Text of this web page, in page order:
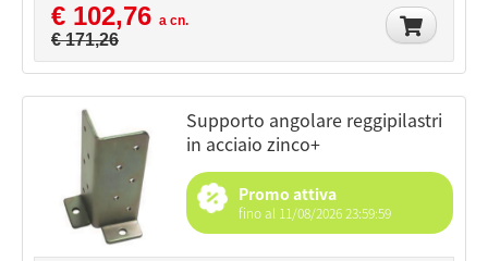
€ 102,76 a cn.
€ 171,26
supporto angolare reggipilastri
in acciaio zinco+
Promo attiva
fino al 11/08/2026 23:59:59